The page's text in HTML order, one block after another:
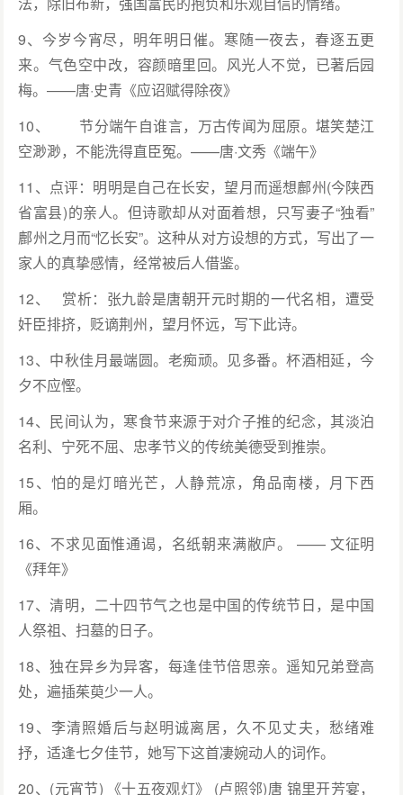
9、今岁今宵尽，明年明日催。寒随一夜去，春逐五更
来。气色空中改，容颜暗里回。风光人不觉，已著后园
梅。——唐·史青《应诏赋得除夜》
10、 节分端午自谁言，万古传闻为屈原。堪笑楚江
空渺渺，不能洗得直臣冤。——唐·文秀《端午》
11、点评：明明是自己在长安，望月而遥想鄜州(今陕西
省富县)的亲人。但诗歌却从对面着想，只写妻子“独看”
鄜州之月而“忆长安”。这种从对方设想的方式，写出了一
家人的真挚感情，经常被后人借鉴。
12、 赏析：张九龄是唐朝开元时期的一代名相，遭受
奸臣排挤，贬谪荆州，望月怀远，写下此诗。
13、中秋佳月最端圆。老痴顽。见多番。杯酒相延，今
夕不应慳。
14、民间认为，寒食节来源于对介子推的纪念，其淡泊
名利、宁死不屈、忠孝节义的传统美德受到推崇。
15、怕的是灯暗光芒，人静荒凉，角品南楼，月下西
厢。
16、不求见面惟通谒，名纸朝来满敝庐。 —— 文征明
《拜年》
17、清明，二十四节气之也是中国的传统节日，是中国
人祭祖、扫墓的日子。
18、独在异乡为异客，每逢佳节倍思亲。遥知兄弟登高
处，遍插茱萸少一人。
19、李清照婚后与赵明诚离居，久不见丈夫，愁绪难
抒，适逢七夕佳节，她写下这首凄婉动人的词作。
20、(元宵节) 《十五夜观灯》 (卢照邻)唐 锦里开芳宴，